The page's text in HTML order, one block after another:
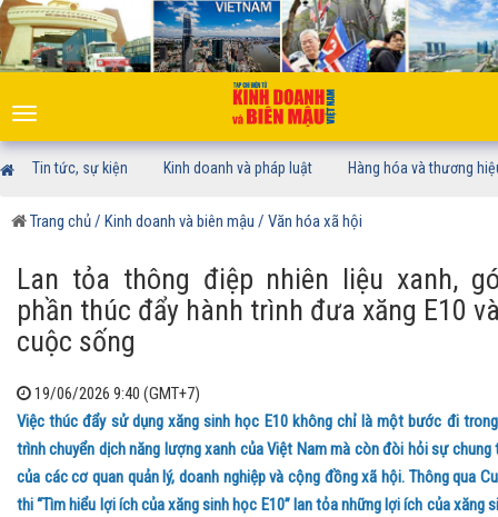
Toggle
navigation
Tin tức, sự kiện Kinh doanh và pháp luật Hàng hóa và thương
Trang chủ/ Kinh doanh và biên mậu / Văn hóa xã hội
Lan tỏa thông điệp nhiên liệu xanh,
phần thúc đẩy hành trình đưa xăng E10
cuộc sống
19/06/2026 9:40 (GMT+7)
Việc thúc đẩy sử dụng xăng sinh học E10 không chỉ là một bước đi
trình chuyển dịch năng lượng xanh của Việt Nam mà còn đòi hỏi sự chung
của các cơ quan quản lý, doanh nghiệp và cộng đồng xã hội. Thông qua
thi “Tìm hiểu lợi ích của xăng sinh học E10” lan tỏa những lợi ích của xăng